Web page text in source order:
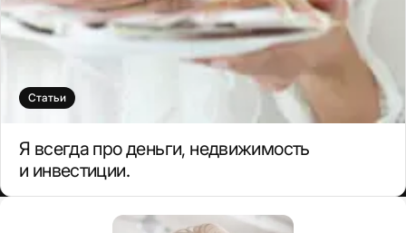
Статьи
Я всегда про деньги, недвижимость
и инвестиции.